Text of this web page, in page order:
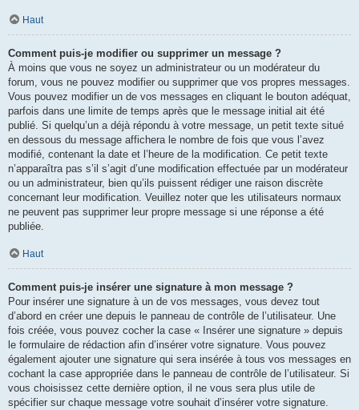
Haut
Comment puis-je modifier ou supprimer un message ?
À moins que vous ne soyez un administrateur ou un modérateur du
forum, vous ne pouvez modifier ou supprimer que vos propres messages.
Vous pouvez modifier un de vos messages en cliquant le bouton adéquat,
parfois dans une limite de temps après que le message initial ait été
publié. Si quelqu’un a déjà répondu à votre message, un petit texte situé
en dessous du message affichera le nombre de fois que vous l’avez
modifié, contenant la date et l’heure de la modification. Ce petit texte
n’apparaîtra pas s’il s’agit d’une modification effectuée par un modérateur
ou un administrateur, bien qu’ils puissent rédiger une raison discrète
concernant leur modification. Veuillez noter que les utilisateurs normaux
ne peuvent pas supprimer leur propre message si une réponse a été
publiée.
Haut
Comment puis-je insérer une signature à mon message ?
Pour insérer une signature à un de vos messages, vous devez tout
d’abord en créer une depuis le panneau de contrôle de l’utilisateur. Une
fois créée, vous pouvez cocher la case « Insérer une signature » depuis
le formulaire de rédaction afin d’insérer votre signature. Vous pouvez
également ajouter une signature qui sera insérée à tous vos messages en
cochant la case appropriée dans le panneau de contrôle de l’utilisateur. Si
vous choisissez cette dernière option, il ne vous sera plus utile de
spécifier sur chaque message votre souhait d’insérer votre signature.